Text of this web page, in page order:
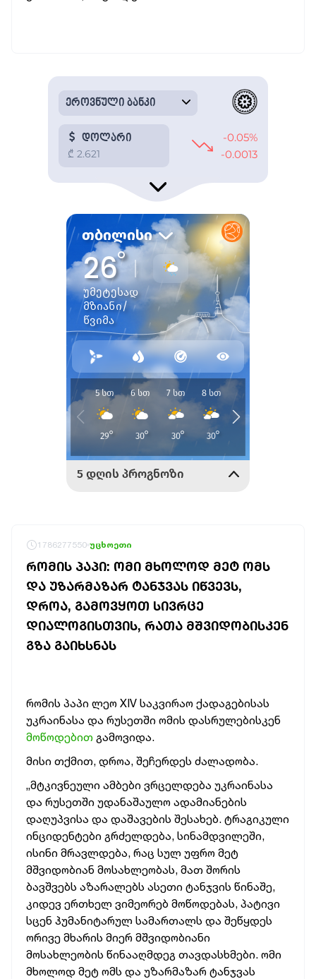
1786277550 უცხოეთი
ᲠᲝᲛᲘᲡ ᲞᲐᲞᲘ: ᲝᲛᲘ ᲛᲮᲝᲚᲝᲓ ᲛᲔᲢ ᲝᲛᲡ
ᲓᲐ ᲣᲖᲐᲠᲛᲐᲖᲐᲠ ᲢᲐᲜᲯᲕᲐᲡ ᲘᲬᲕᲔᲕᲡ,
ᲓᲠᲝᲐ, ᲒᲐᲛᲝᲕᲧᲝᲗ ᲡᲘᲕᲠᲪᲔ
ᲓᲘᲐᲚᲝᲒᲘᲡᲗᲕᲘᲡ, ᲠᲐᲗᲐ ᲛᲨᲕᲘᲓᲝᲑᲘᲡᲙᲔᲜ
ᲒᲖᲐ ᲒᲐᲘᲮᲡᲜᲐᲡ
რომის პაპი ლეო XIV საკვირაო ქადაგებისას
უკრაინასა და რუსეთში ომის დასრულებისკენ
მოწოდებით გამოვიდა.
მისი თქმით, დროა, შეჩერდეს ძალადობა.
„მტკივნეული ამბები ვრცელდება უკრაინასა
და რუსეთში უდანაშაულო ადამიანების
დაღუპვისა და დაშავების შესახებ. ტრაგიკული
ინციდენტები გრძელდება, სინამდვილეში,
ისინი მრავლდება, რაც სულ უფრო მეტ
მშვიდობიან მოსახლეობას, მათ შორის
ბავშვებს აზარალებს ასეთი ტანჯვის წინაშე,
კიდევ ერთხელ ვიმეორებ მოწოდებას, პატივი
სცენ ჰუმანიტარულ სამართალს და შეწყდეს
ორივე მხარის მიერ მშვიდობიანი
მოსახლეობის წინააღმდეგ თავდასხმები. ომი
მხოლოდ მეტ ომს და უზარმაზარ ტანჯვას